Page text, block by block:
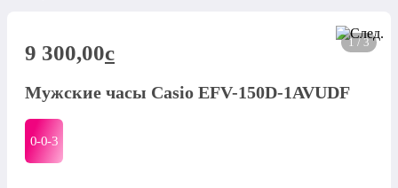
1 / 3
9 300,00c
Мужские часы Casio EFV-150D-1AVUDF
0-0-3